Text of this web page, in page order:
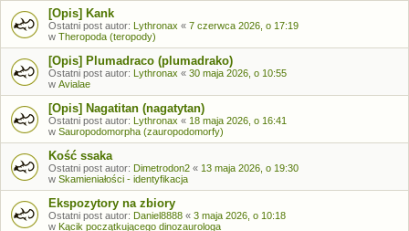
[Opis] Kank
Ostatni post autor: Lythronax « 7 czerwca 2026, o 17:19
w Theropoda (teropody)
[Opis] Plumadraco (plumadrako)
Ostatni post autor: Lythronax « 30 maja 2026, o 10:55
w Avialae
[Opis] Nagatitan (nagatytan)
Ostatni post autor: Lythronax « 18 maja 2026, o 16:41
w Sauropodomorpha (zauropodomorfy)
Kość ssaka
Ostatni post autor: Dimetrodon2 « 13 maja 2026, o 19:30
w Skamieniałości - identyfikacja
Ekspozytory na zbiory
Ostatni post autor: Daniel8888 « 3 maja 2026, o 10:18
w Kącik początkującego dinozaurologa